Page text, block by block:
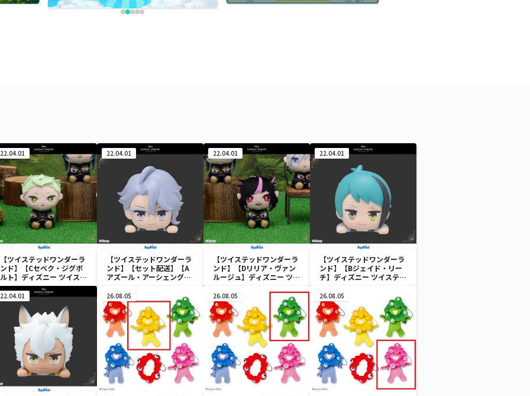
22.04.01
【ツイステッドワンダーラ
ンド】【Cセベク・ジグボ
ルト】ディズニー ツイステ
ッドワンダーランド&
you[MP]式典服[KCM]“デ
ィアソムニア寮”
22.04.01
【ツイステッドワンダーラ
ンド】【セット配送】【A
アズール・アーシェングロ
ッドワンダーランド ちょこ
のせ [MP]ミニフィギュア
“オクタヴィネル寮”
22.04.01
【ツイステッドワンダーラ
ンド】【Dリリア・ヴァン
ルージュ】ディズニー ツイ
you[MP]式典服[KCM]“デ
ィアソムニア寮”
22.04.01
【ツイステッドワンダーラ
ンド】【Bジェイド・リー
チ】ディズニー ツイステッ
せ [MP]ミニフィギュア
“オクタヴィネル寮”
22.04.01 26.08.05 26.08.05 26.08.05